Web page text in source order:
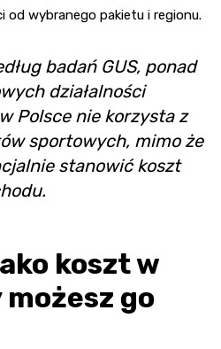
od wybranego pakietu i regionu.
badań GUS, ponad
działalności
Polsce nie korzysta z
sportowych, mimo że
stanowić koszt
koszt w
go